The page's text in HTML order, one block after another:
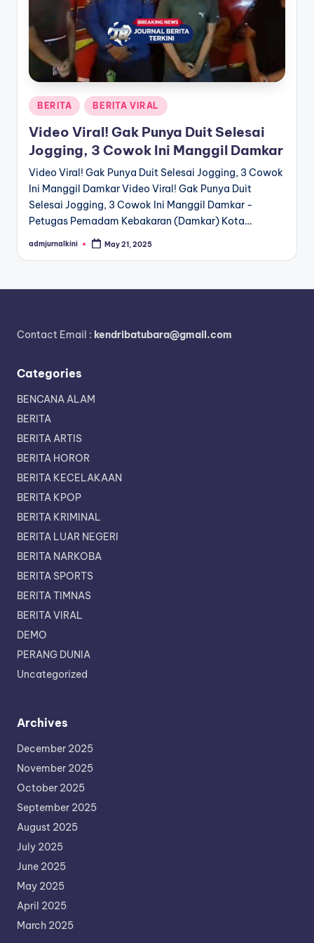
a
T
e
k
n
Posted
in
BERITA BERITA VIRAL
Video Viral! Gak Punya Duit Selesai
Jogging, 3 Cowok Ini Manggil Damkar
Video Viral! Gak Punya Duit Selesai Jogging, 3 Cowok
Ini Manggil Damkar Video Viral! Gak Punya Duit
Selesai Jogging, 3 Cowok Ini Manggil Damkar -
Petugas Pemadam Kebakaran (Damkar) Kota…
Posted
admjurnalkini May 21, 2025
Contact Email : kendribatubara@gmail.com
Categories
BENCANA ALAM
BERITA
BERITA ARTIS
BERITA HOROR
BERITA KECELAKAAN
BERITA KPOP
BERITA KRIMINAL
BERITA LUAR NEGERI
BERITA NARKOBA
BERITA SPORTS
BERITA TIMNAS
BERITA VIRAL
DEMO
PERANG DUNIA
Uncategorized
Archives
December 2025
November 2025
October 2025
September 2025
August 2025
July 2025
June 2025
May 2025
April 2025
March 2025